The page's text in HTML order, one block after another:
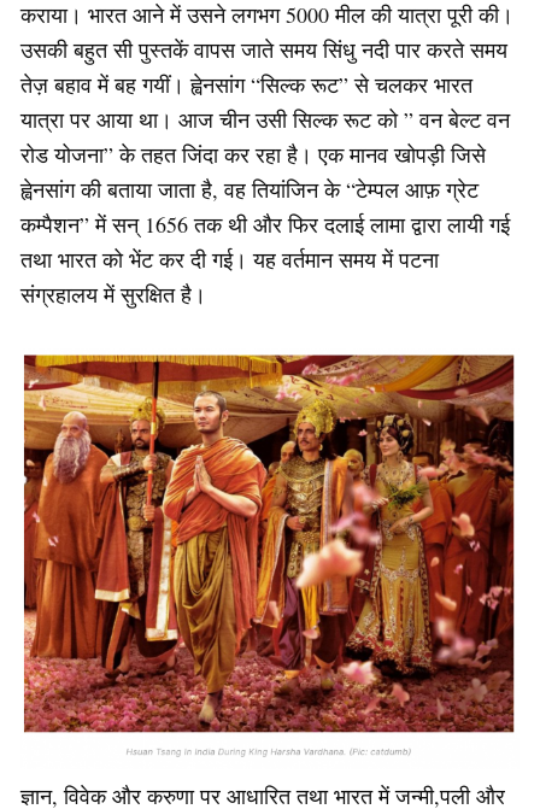
कराया। भारत आने में उसने लगभग 5000 मील की यात्रा पूरी की।
उसकी बहुत सी पुस्तकें वापस जाते समय सिंधु नदी पार करते समय
तेज़ बहाव में बह गयीं। ह्वेनसांग “सिल्क रूट” से चलकर भारत
यात्रा पर आया था। आज चीन उसी सिल्क रूट को ” वन बेल्ट वन
रोड योजना” के तहत जिंदा कर रहा है। एक मानव खोपड़ी जिसे
ह्वेनसांग की बताया जाता है, वह तियांजिन के “टेम्पल आफ़ ग्रेट
कम्पैशन” में सन् 1656 तक थी और फिर दलाई लामा द्वारा लायी गई
तथा भारत को भेंट कर दी गई। यह वर्तमान समय में पटना
संग्रहालय में सुरक्षित है।
ज्ञान, विवेक और करुणा पर आधारित तथा भारत में जन्मी,पली और